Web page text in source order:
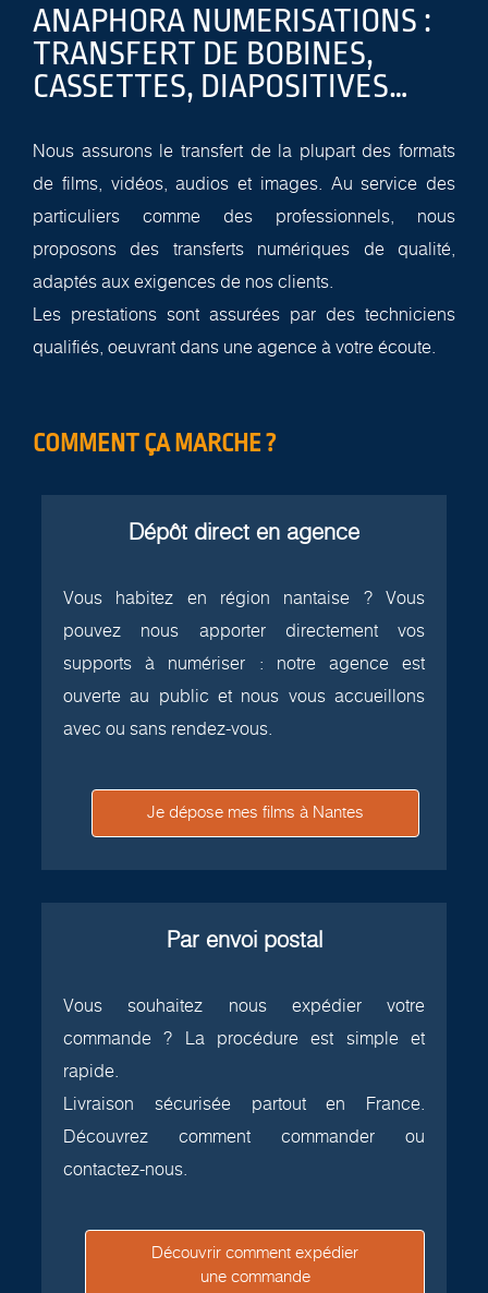
ANAPHORA NUMERISATIONS :
TRANSFERT DE BOBINES,
CASSETTES, DIAPOSITIVES…
Nous assurons le transfert de la plupart des formats
de films, vidéos, audios et images. Au service des
particuliers comme des professionnels, nous
proposons des transferts numériques de qualité,
adaptés aux exigences de nos clients.
Les prestations sont assurées par des techniciens
qualifiés, oeuvrant dans une agence à votre écoute.
COMMENT ÇA MARCHE ?
Dépôt direct en agence
Vous habitez en région nantaise ? Vous
pouvez nous apporter directement vos
supports à numériser : notre agence est
ouverte au public et nous vous accueillons
avec ou sans rendez-vous.
Je dépose mes films à Nantes
Par envoi postal
Vous souhaitez nous expédier votre
commande ? La procédure est simple et
rapide.
Livraison sécurisée partout en France.
Découvrez comment commander ou
contactez-nous.
Découvrir comment expédier
une commande